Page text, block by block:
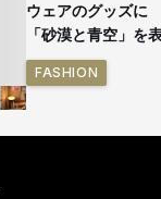
ウェアのグッズ
「砂漠と青空」を
FASHION